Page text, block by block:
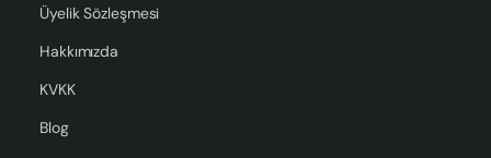
Üyelik Sözleşmesi
Hakkımızda
KVKK
Blog